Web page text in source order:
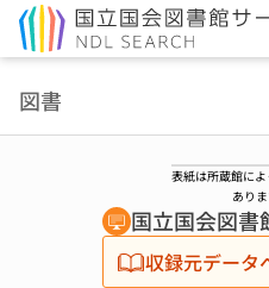
図書
表紙は所蔵館に
あり
国立国会図書
収録元データ